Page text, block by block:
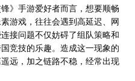
》手游爱好者而言，想要顺畅
游戏，往往会遇到高延迟、网
接问题不仅妨碍了组队策略和
竞技的乐趣。造成这一现象的
远，加之链路不稳，经常出现